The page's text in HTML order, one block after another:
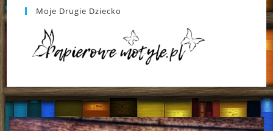
Moje Drugie Dziecko